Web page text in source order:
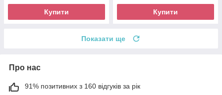
Купити Купити
Показати ще
Про нас
91% позитивних з 160 відгуків за рік